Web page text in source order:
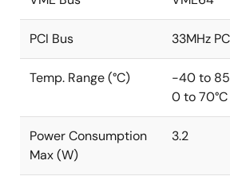
systems by providing direct
bus. The device is ideally suited for
boards functioning as both master
VMEbus system. Bridging is
decoupled architecture with
inbound (VME to PCI), outbound
DMA traffic. With this architecture,
maximized without sacrificing
bus.
PCI Bus 33MHz
Temp. Range (°C)
-40 to
0 to 70°C
Power Consumption
Max (W)
3.2